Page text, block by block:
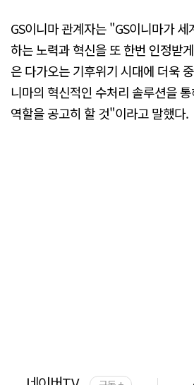
GS이니마 관계자는 "GS이니마가
하는 노력과 혁신을 또 한번 인정받
은 다가오는 기후위기 시대에 더욱
니마의 혁신적인 수처리 솔루션을
역할을 공고히 할 것"이라고 말했다.